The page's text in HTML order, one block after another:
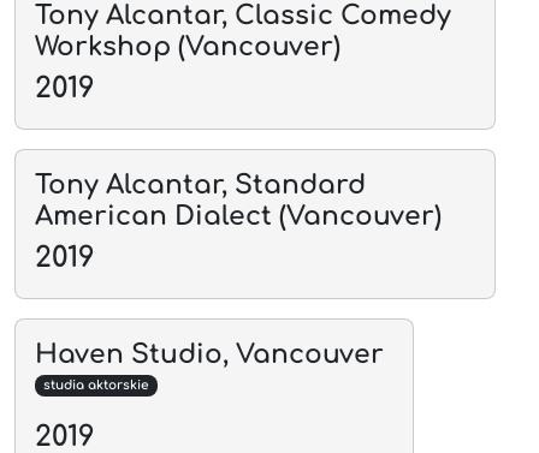
Tony Alcantar, Classic Comedy
Workshop (Vancouver)
2019
Tony Alcantar, Standard
American Dialect (Vancouver)
2019
Haven Studio, Vancouver
studia aktorskie
2019